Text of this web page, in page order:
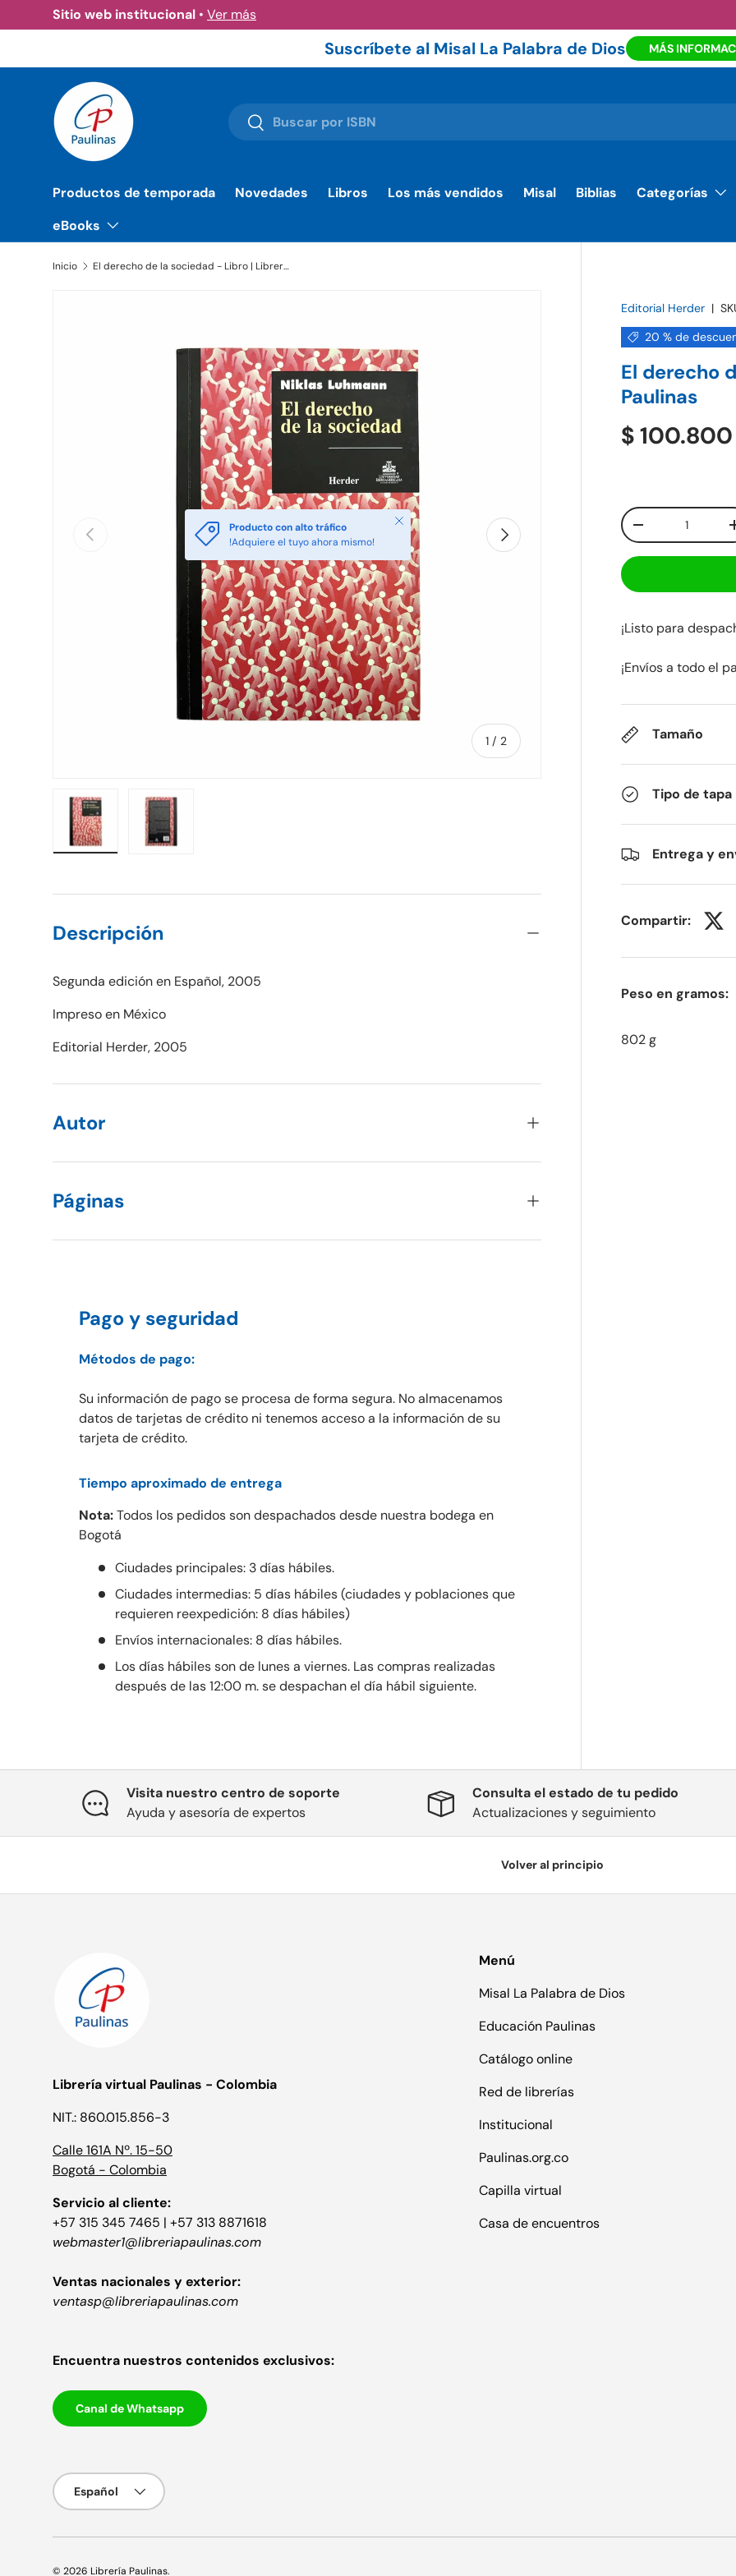
Ir al contenido
Sitio web institucional • Ver más
Suscríbete al Misal La Palabra de Dios MÁS
Buscar
Buscar
Productos de temporada Novedades Libros Los más vendidos Misal Biblias
Categorías
eBooks
Inicio El derecho de la sociedad - Libro | Librería Paulinas
Anterior
1 / de
2
Siguiente
Producto con alto tráfico
!Adquiere el tuyo ahora mismo!
Cerrar
Cargar imagen 1 en la vista de galería
Cargar imagen 2 en la vista de galería
Editorial Herder |
20 % de
El derecho
Paulinas
$
Cant.
-
¡Listo para
¡Envíos a todo el
Tamaño
Tipo de tapa
Entrega y
Compartir:
Peso en gramos:
802 g
Descripción
Segunda edición en Español, 2005
Impreso en México
Editorial Herder, 2005
Autor
Páginas
Pago y seguridad
Métodos de pago:
Su información de pago se procesa de forma segura. No almacenamos
datos de tarjetas de crédito ni tenemos acceso a la información de su
tarjeta de crédito.
Tiempo aproximado de entrega
Nota:Todos los pedidos son despachados desde nuestra bodega en
Bogotá
Ciudades principales: 3 días hábiles.
Ciudades intermedias: 5 días hábiles (ciudades y poblaciones que
requieren reexpedición: 8 días hábiles)
Envíos internacionales: 8 días hábiles.
Los días hábiles son de lunes a viernes. Las compras realizadas
después de las 12:00 m. se despachan el día hábil siguiente.
Visita nuestro centro de soporte
Ayuda y asesoría de expertos
Consulta el estado de tu pedido
Actualizaciones y seguimiento
Volver al principio
Librería virtual Paulinas - Colombia
NIT.: 860.015.856-3
Calle 161A Nº. 15-50
Bogotá - Colombia
Servicio al cliente:
+57 315 345 7465 | +57 313 8871618
webmaster1@libreriapaulinas.com
Ventas nacionales y exterior:
ventasp@libreriapaulinas.com
Encuentra nuestros contenidos exclusivos:
Canal de Whatsapp
Menú
Misal La Palabra de Dios
Educación Paulinas
Catálogo online
Red de librerías
Institucional
Paulinas.org.co
Capilla virtual
Casa de encuentros
Idioma
Español
© 2026 Librería Paulinas.